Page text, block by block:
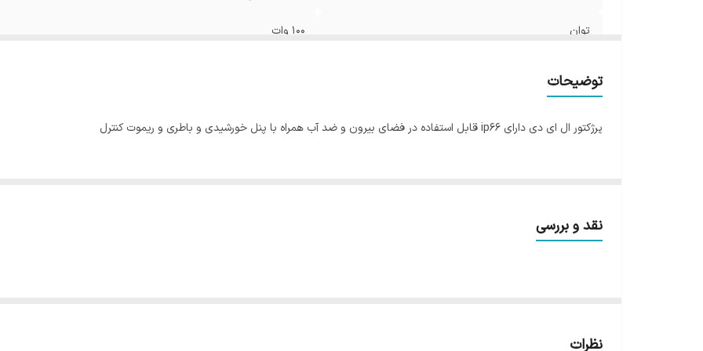
توان 100 وات
توضیحات
پرژکتور ال ای دی دارای ip66 قابل استفاده در فضای بیرون و ضد آب همراه با پنل خورشیدی و باطری و ریموت کنترل
نقد و بررسی
نظرات